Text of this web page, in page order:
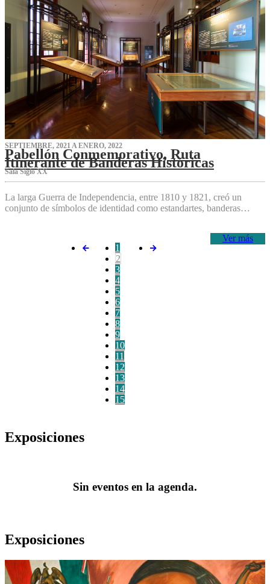
SEPTIEMBRE, 2021 A ENERO, 2022
Pabellón Conmemorativo, Ruta
Itinerante de Banderas Históricas
Sala Siglo XX
La larga Guerra de Independencia, entre 1810 y 1821, creó un
conjunto de símbolos de identidad como estandartes, banderas…
Ver más
1
2
3
4
5
6
7
8
9
10
11
12
13
14
15
Exposiciones
Sin eventos en la agenda.
Exposiciones